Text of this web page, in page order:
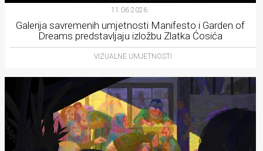
11.06.2026.
Galerija savremenih umjetnosti Manifesto i Garden of
Dreams predstavljaju izložbu Zlatka Ćosića
VIZUALNE UMJETNOSTI